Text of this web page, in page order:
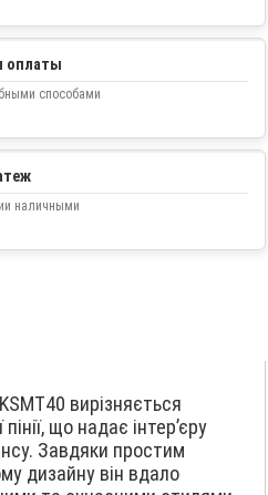
оплаты
способами
наличными
вирізняється
що надає інтер’єру
Завдяки простим
дизайну він вдало